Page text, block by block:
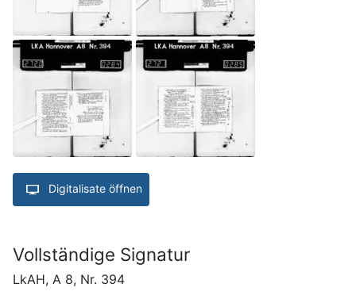
Digitalisate öffnen
Vollständige Signatur
LkAH, A 8, Nr. 394